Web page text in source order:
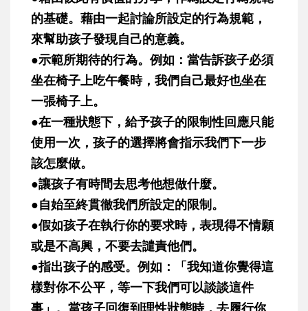
的基礎。藉由一起討論所設定的行為規範，
來幫助孩子發現自己的意義。
●示範所期待的行為。例如：當告訴孩子必須
坐在椅子上吃午餐時，我們自己最好也坐在
一張椅子上。
●在一種狀態下，給予孩子的限制性回應只能
使用一次，孩子的選擇將會指示我們下一步
該怎麼做。
●讓孩子有時間去思考他想做什麼。
●自始至終貫徹我們所設定的限制。
●假如孩子在執行你的要求時，表現得不情願
或是不高興，不要去譴責他們。
●指出孩子的感受。例如：「我知道你覺得這
樣對你不公平，等一下我們可以談談這件
事」。當孩子回復到理性狀態時，去履行你